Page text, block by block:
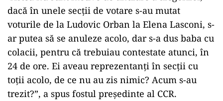
Discuția despre repartizarea voturilor primite de
Ludovic Orban, care a rămas totuși pe buletinele
de vot, chiar daca s-a retras din cursă, nu poate